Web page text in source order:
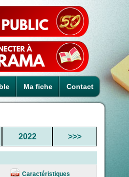
Ma fiche Contact
2022 >>>
Caractéristiques